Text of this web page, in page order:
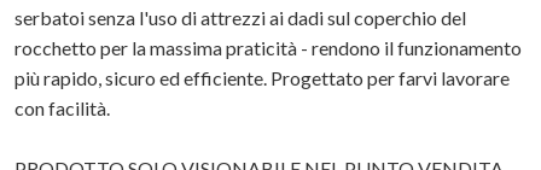
serbatoi senza l'uso di attrezzi ai dadi sul coperchio del
rocchetto per la massima praticità - rendono il funzionamento
più rapido, sicuro ed efficiente. Progettato per farvi lavorare
con facilità.